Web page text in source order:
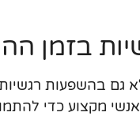
בזמן
גם בהשפעות
מקצוע כדי